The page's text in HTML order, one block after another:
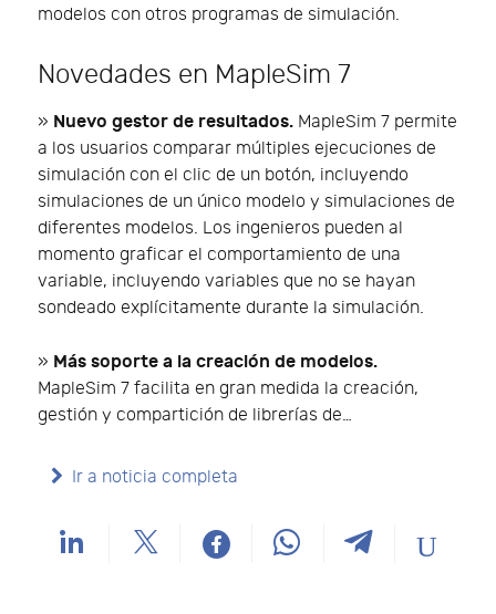
modelos con otros programas de simulación.
Novedades en MapleSim 7
» Nuevo gestor de resultados. MapleSim 7 permite
a los usuarios comparar múltiples ejecuciones de
simulación con el clic de un botón, incluyendo
simulaciones de un único modelo y simulaciones de
diferentes modelos. Los ingenieros pueden al
momento graficar el comportamiento de una
variable, incluyendo variables que no se hayan
sondeado explícitamente durante la simulación.
» Más soporte a la creación de modelos.
MapleSim 7 facilita en gran medida la creación,
gestión y compartición de librerías de…
Ir a noticia completa